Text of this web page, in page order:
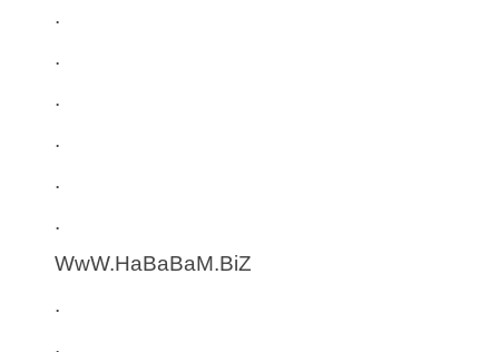
.
.
.
.
.
.
WwW.HaBaBaM.BiZ
.
.